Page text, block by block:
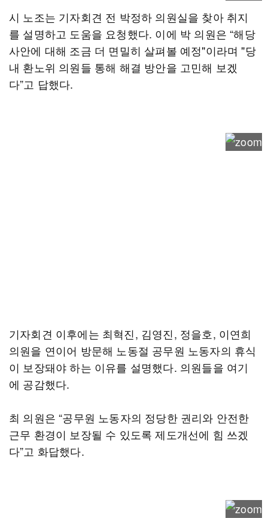
시 노조는 기자회견 전 박정하 의원실을 찾아 취지
를 설명하고 도움을 요청했다. 이에 박 의원은 “해당
사안에 대해 조금 더 면밀히 살펴볼 예정"이라며 "당
내 환노위 의원들 통해 해결 방안을 고민해 보겠
다”고 답했다.
기자회견 이후에는 최혁진, 김영진, 정을호, 이연희
의원을 연이어 방문해 노동절 공무원 노동자의 휴식
이 보장돼야 하는 이유를 설명했다. 의원들을 여기
에 공감했다.
최 의원은 “공무원 노동자의 정당한 권리와 안전한
근무 환경이 보장될 수 있도록 제도개선에 힘 쓰겠
다”고 화답했다.